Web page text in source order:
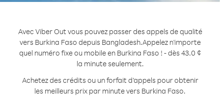
Avec Viber Out vous pouvez passer des appels de qualité
vers Burkina Faso depuis Bangladesh.Appelez n'importe
quel numéro fixe ou mobile en Burkina Faso ! - dès 43.0 ¢
la minute seulement.
Achetez des crédits ou un forfait d’appels pour obtenir
les meilleurs prix par minute vers Burkina Faso.